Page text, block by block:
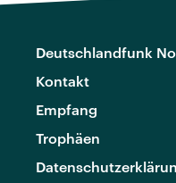
Deutschlandfunk
Kontakt
Empfang
Trophäen